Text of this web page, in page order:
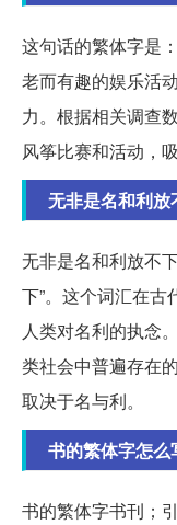
这句话的繁体字是
老而有趣的娱乐活
力。根据相关调查
风筝比赛和活动，
无非是名和利放
无非是名和利放不
下”。这个词汇在古
人类对名利的执念
类社会中普遍存在
取决于名与利。
书的繁体字怎么
书的繁体字书刊；